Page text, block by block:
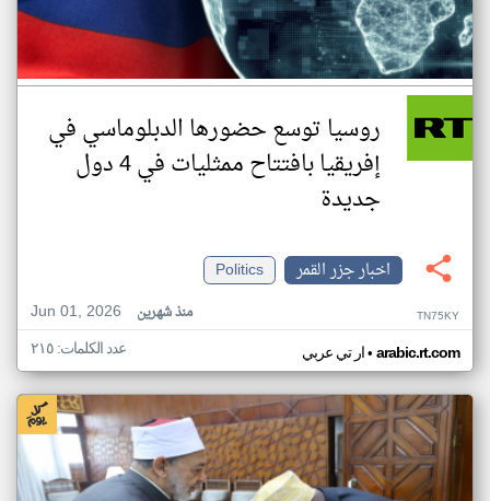
روسيا توسع حضورها الدبلوماسي في
إفريقيا بافتتاح ممثليات في 4 دول
جديدة
اخبار جزر القمر
Politics
Jun 01, 2026
منذ شهرين TN75KY
ار تي عربي• arabic.rt.com عدد الكلمات: ٢١٥